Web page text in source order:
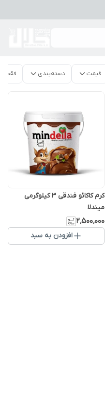
قیمت دسته‌بندی فقط
کرم کاکائو فندقی 3 کیلوگرمی
میندلا
۲٬۵۰۰٬۰۰۰
افزودن به سبد